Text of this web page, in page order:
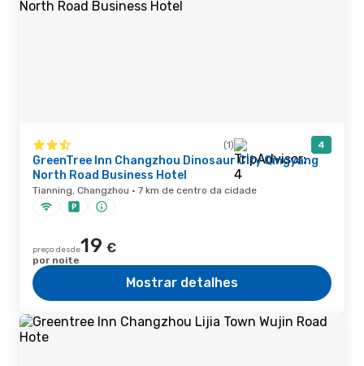
(1) 4
GreenTree Inn Changzhou Dinosaur City Qingyang
North Road Business Hotel
Tianning, Changzhou · 7 km de centro da cidade
preço desde19 €
por noite
Mostrar detalhes